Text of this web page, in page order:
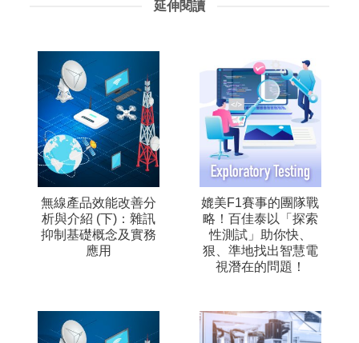
延伸閱讀
無線產品效能改善分
析與介紹 (下)：雜訊
抑制基礎概念及實務
應用
媲美F1賽事的團隊戰
略！百佳泰以「探索
性測試」助你快、
狠、準地找出智慧電
視潛在的問題！